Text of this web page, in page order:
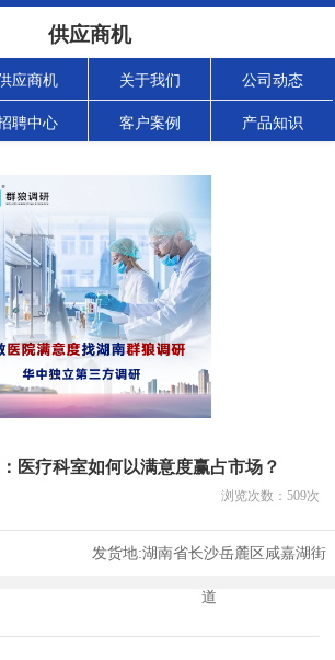
供应商机
应商机 关于我们 公司动态
聘中心 客户案例 产品知识
医疗科室如何以满意度赢占市场？
浏览次数： 509次
发货地:湖南省长沙岳麓区咸嘉湖街
道